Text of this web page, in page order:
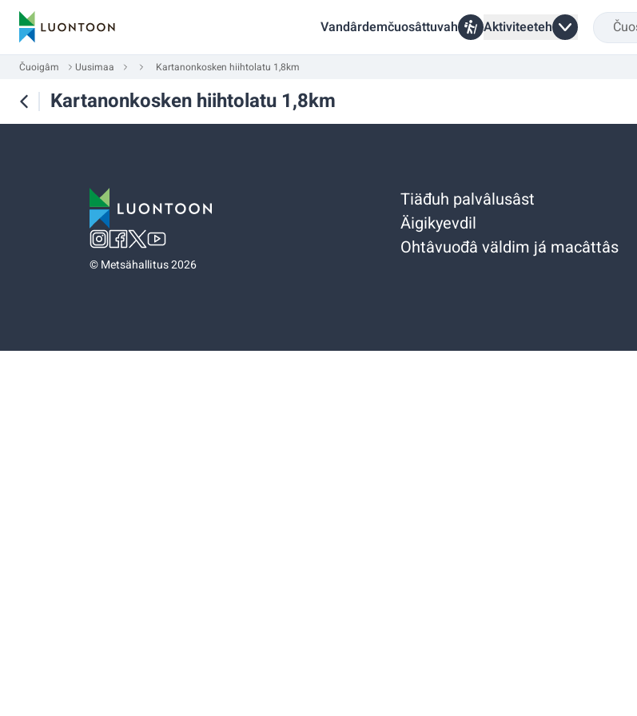
Vandârdemčuosâttuvah Aktiviteeteh
Čuoigâm Uusimaa Kartanonkosken hiihtolatu 1,8km
Kartanonkosken hiihtolatu 1,8km
©Metsähallitus 2026
Tiäđuh palvâlusâst
Äigikyevdil
Ohtâvuođâ väldim já macâttâs